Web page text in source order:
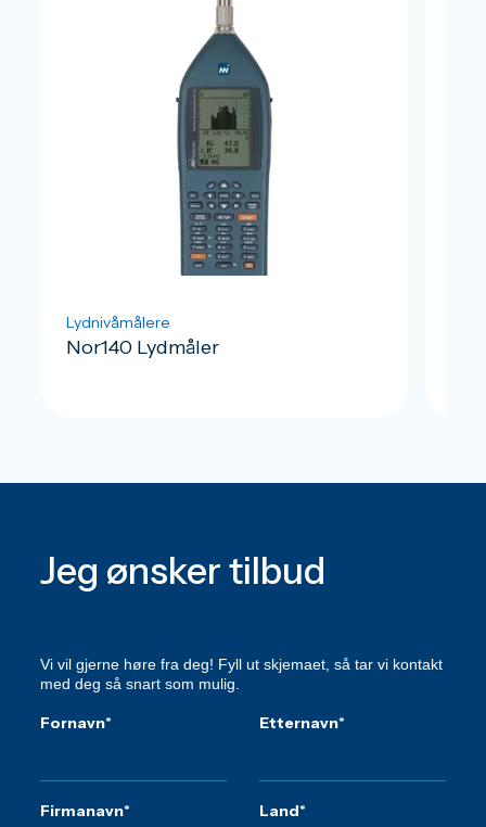
Lydnivåmålere
Nor140 Lydmåler
Jeg ønsker tilbud
Vi vil gjerne høre fra deg! Fyll ut skjemaet, så tar vi kontakt
med deg så snart som mulig.
Fornavn* Etternavn*
Firmanavn* Land*